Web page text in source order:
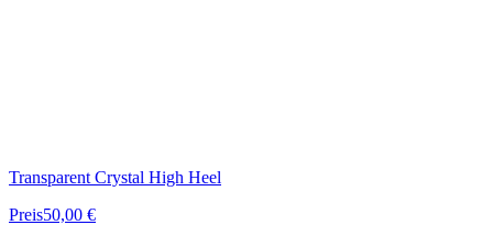
Transparent Crystal High Heel
Preis50,00 €